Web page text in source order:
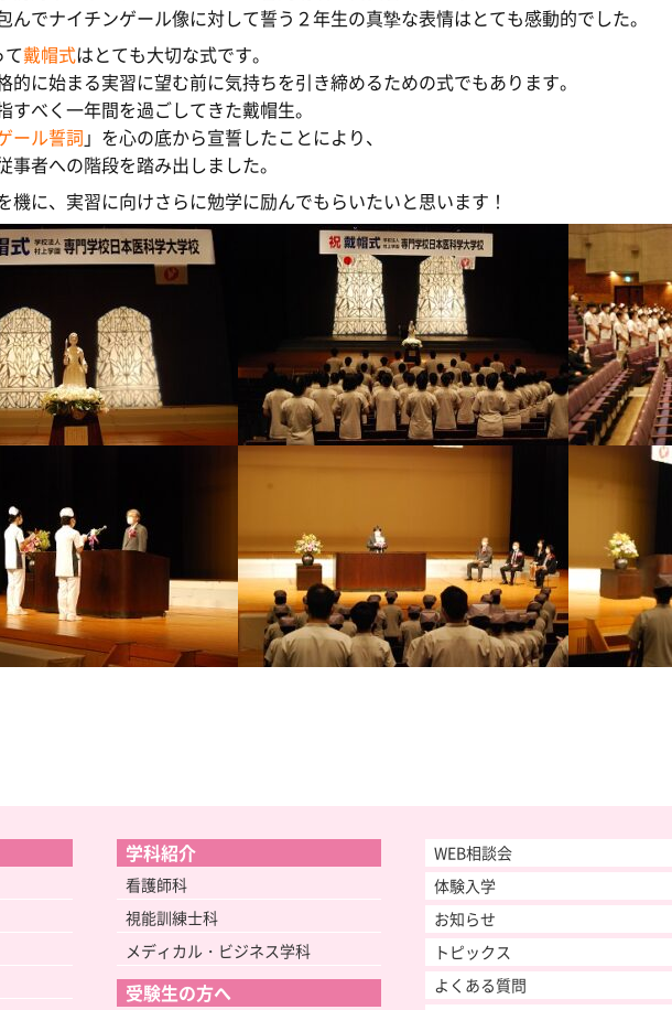
スライフ
、入学生の募集は行っておりません。
度、専門学校日本医科大学校看護師科は統廃合により募集停止となりますので、「
方は日本医療ビジネス大学校へお願いします。
援制度 社会人の方へ
んでナイチンゲール像に対して誓う２年生の真摯な表情はとても感動的でした。
戴帽式はとても大切な式です。
的に始まる実習に望む前に気持ちを引き締めるための式でもあります。
すべく一年間を過ごしてきた戴帽生。
ール誓詞 」を心の底から宣誓したことにより、
事者への階段を踏み出しました。
機に、実習に向けさらに勉学に励んでもらいたいと思います！
学科紹介
看護師科
視能訓練士科
メディカル・ビジネス学科
受験生の方へ
WEB相談会
体験入学
お知らせ
トピックス
よくある質問